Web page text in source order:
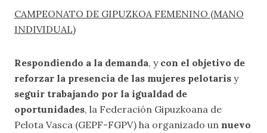
CAMPEONATO DE GIPUZKOA FEMENINO (MANO
INDIVIDUAL)
Respondiendo a la demanda, y con el objetivo de
reforzar la presencia de las mujeres pelotaris y
seguir trabajando por la igualdad de
oportunidades, la Federación Gipuzkoana de
Pelota Vasca (GEPF-FGPV) ha organizado un nuevo